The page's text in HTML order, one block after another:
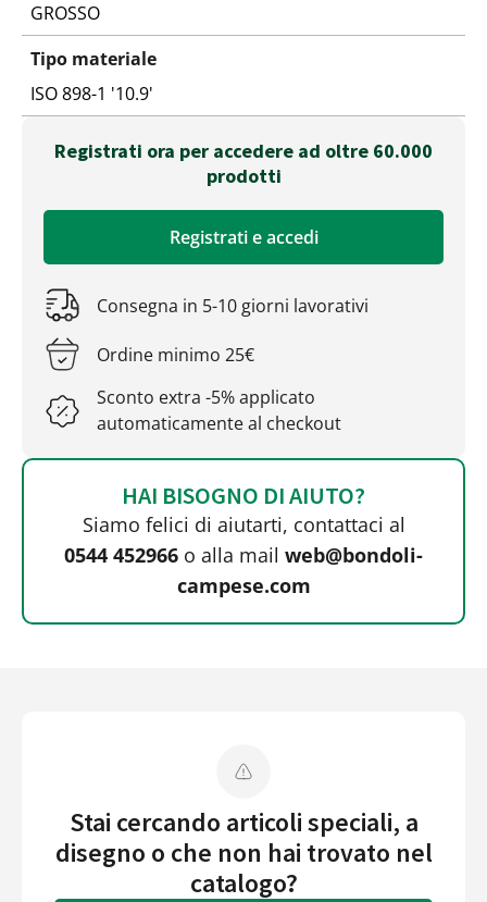
GROSSO
Tipo materiale
ISO 898-1 '10.9'
Registrati ora per accedere ad oltre 60.000
prodotti
Registrati e accedi
Consegna in 5-10 giorni lavorativi
Ordine minimo 25€
Sconto extra -5% applicato
automaticamente al checkout
HAI BISOGNO DI AIUTO?
Siamo felici di aiutarti, contattaci al
0544 452966 o alla mail web@bondoli-
campese.com
Stai cercando articoli speciali, a
disegno o che non hai trovato nel
catalogo?